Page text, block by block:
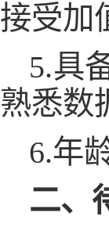
接受加
5.具
熟悉数
6.年
二、